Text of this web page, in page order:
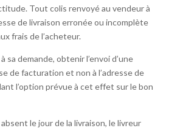
Tout colis renvoyé au vendeur à
de livraison erronée ou incomplète
frais de l’acheteur.
sa demande, obtenir l’envoi d’une
de facturation et non à l’adresse de
l’option prévue à cet effet sur le bon
le jour de la livraison, le livreur